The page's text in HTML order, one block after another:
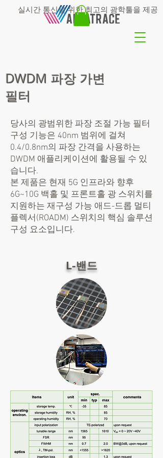
실시간 통신을 위한 최고의 광학툴을 제공
DWDM 파장 가변
필터
당사의 광범위한 파장 조절 가능 필터
구성 기능은 40nm 범위에 걸쳐
0.4/0.8nm의 파장 간격을 사용하는
DWDM 애플리케이션에 활용될 수 있
습니다.
본 제품은 현재 5G 인프라와 향후
6G~10G 백홀 및 프론트홀 광 스위치를
지원하는 재구성 가능 애드-드롭 멀티
플렉서(ROADM) 스위치의 핵심 솔루션
구성 요소입니다.
L-밴드